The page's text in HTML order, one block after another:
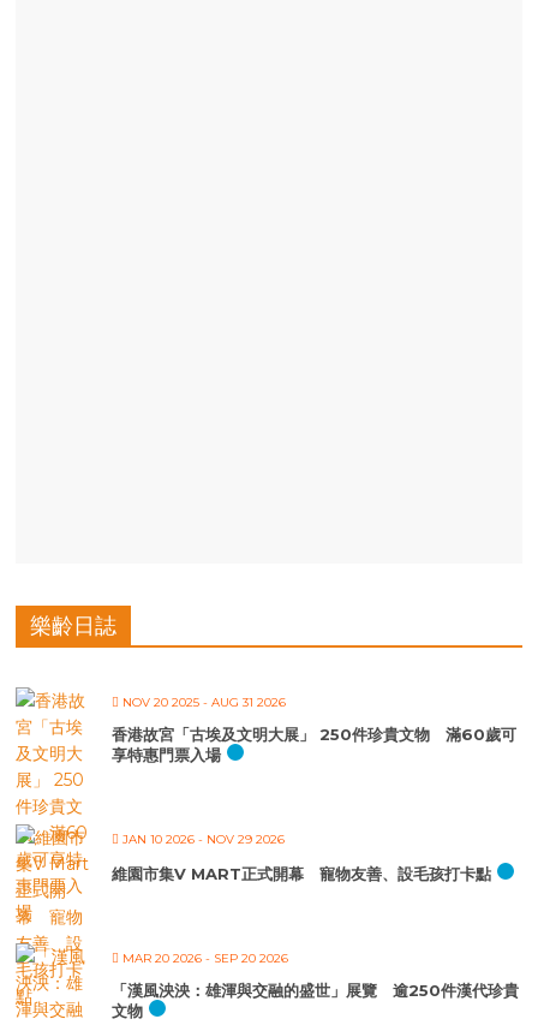
樂齡日誌
NOV 20 2025 - AUG 31 2026
香港故宮「古埃及文明大展」 250件珍貴文物 滿60歲可
享特惠門票入場
JAN 10 2026 - NOV 29 2026
維園市集V MART正式開幕 寵物友善、設毛孩打卡點
MAR 20 2026 - SEP 20 2026
「漢風泱泱：雄渾與交融的盛世」展覽 逾250件漢代珍貴
文物